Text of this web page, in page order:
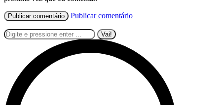
Publicar comentário
Pesquisar: